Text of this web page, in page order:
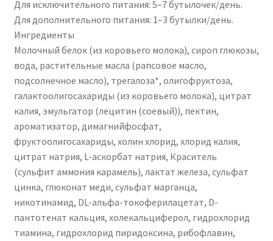
Для исключительного питания: 5–7 бутылочек/день.
Для дополнительного питания: 1–3 бутылки/день.
Ингредиенты
Молочный белок (из коровьего молока), сироп глюкозы,
вода, растительные масла (рапсовое масло,
подсолнечное масло), трегалоза*, олигофруктоза,
галактоолигосахариды (из коровьего молока), цитрат
калия, эмульгатор (лецитин (соевый)), пектин,
ароматизатор, димагнийфосфат,
фруктоолигосахариды, холин хлорид, хлорид калия,
цитрат натрия, L-аскорбат натрия, Краситель
(сульфит аммония карамель), лактат железа, сульфат
цинка, глюконат меди, сульфат марганца,
никотинамид, DL-альфа-токоферилацетат, D-
пантотенат кальция, холекальциферол, гидрохлорид
тиамина, гидрохлорид пиридоксина, рибофлавин,